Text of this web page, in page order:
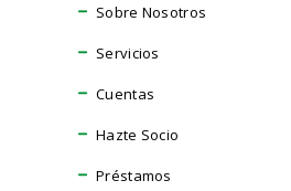
Sobre Nosotros
Servicios
Cuentas
Hazte Socio
Préstamos